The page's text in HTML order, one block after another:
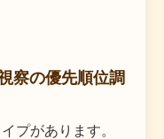
察の優先順位調
プがあります。